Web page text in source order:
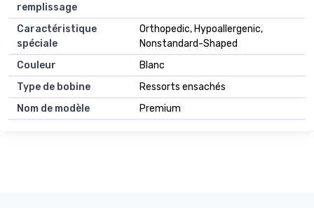
remplissage
Caractéristique
spéciale
Orthopedic, Hypoallergenic,
Nonstandard-Shaped
Couleur
Blanc
Type de bobine
Ressorts ensachés
Nom de modèle
Premium